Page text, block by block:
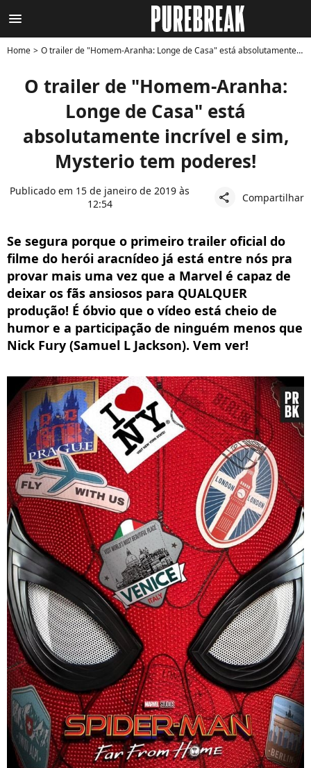
menu
Home O trailer de "Homem-Aranha: Longe de Casa" está absolutamente incrível e sim, Mysterio tem poderes!
O trailer de "Homem-Aranha:
Longe de Casa" está
absolutamente incrível e sim,
Mysterio tem poderes!
Publicado em 15 de janeiro de 2019 às
12:54
share Compartilhar
Se segura porque o primeiro trailer oficial do
filme do herói aracnídeo já está entre nós pra
provar mais uma vez que a Marvel é capaz de
deixar os fãs ansiosos para QUALQUER
produção! É óbvio que o vídeo está cheio de
humor e a participação de ninguém menos que
Nick Fury (Samuel L Jackson). Vem ver!